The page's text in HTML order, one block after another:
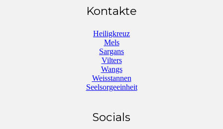
Kontakte
Heiligkreuz
Mels
Sargans
Vilters
Wangs
Weisstannen
Seelsorgeeinheit
Socials